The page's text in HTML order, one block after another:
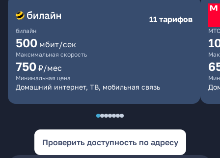
билайн
11 тарифов
500 мбит/сек
Максимальная скорость
750 ₽/мес
Минимальная цена
Домашний интернет, ТВ, мобильная связь
МТС
Проверить доступность по адресу